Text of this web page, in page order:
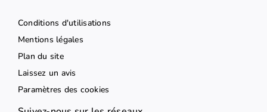
Conditions d'utilisations
Mentions légales
Plan du site
Laissez un avis
Paramètres des cookies